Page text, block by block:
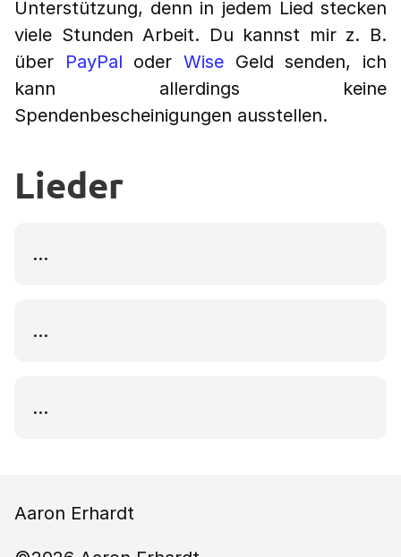
Unterstützung, denn in jedem Lied stecken
viele Stunden Arbeit. Du kannst mir z. B.
über PayPal oderWise Geld senden, ich
kann allerdings keine
Spendenbescheinigungen ausstellen.
Lieder
...
...
...
Aaron Erhardt